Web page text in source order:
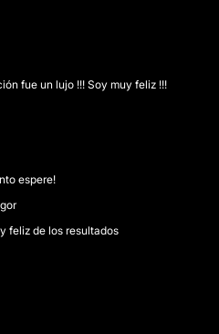
fue un lujo !!! Soy muy feliz !!!
espere!
feliz de los resultados